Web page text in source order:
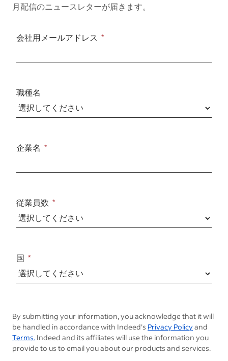
月配信のニュースレターが届きます。
会社用メールアドレス
職種名
企業名
従業員数
国
By submitting your information, you acknowledge that it will
be handled in accordance with Indeed's Privacy Policyand
Terms. Indeed and its affiliates will use the information you
provide to us to email you about our products and services.